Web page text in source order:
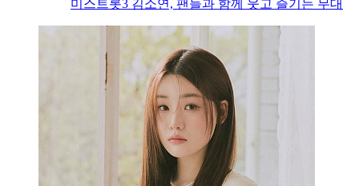
미스트롯3 김소연, 팬들과 함께 웃고 즐기는 무대